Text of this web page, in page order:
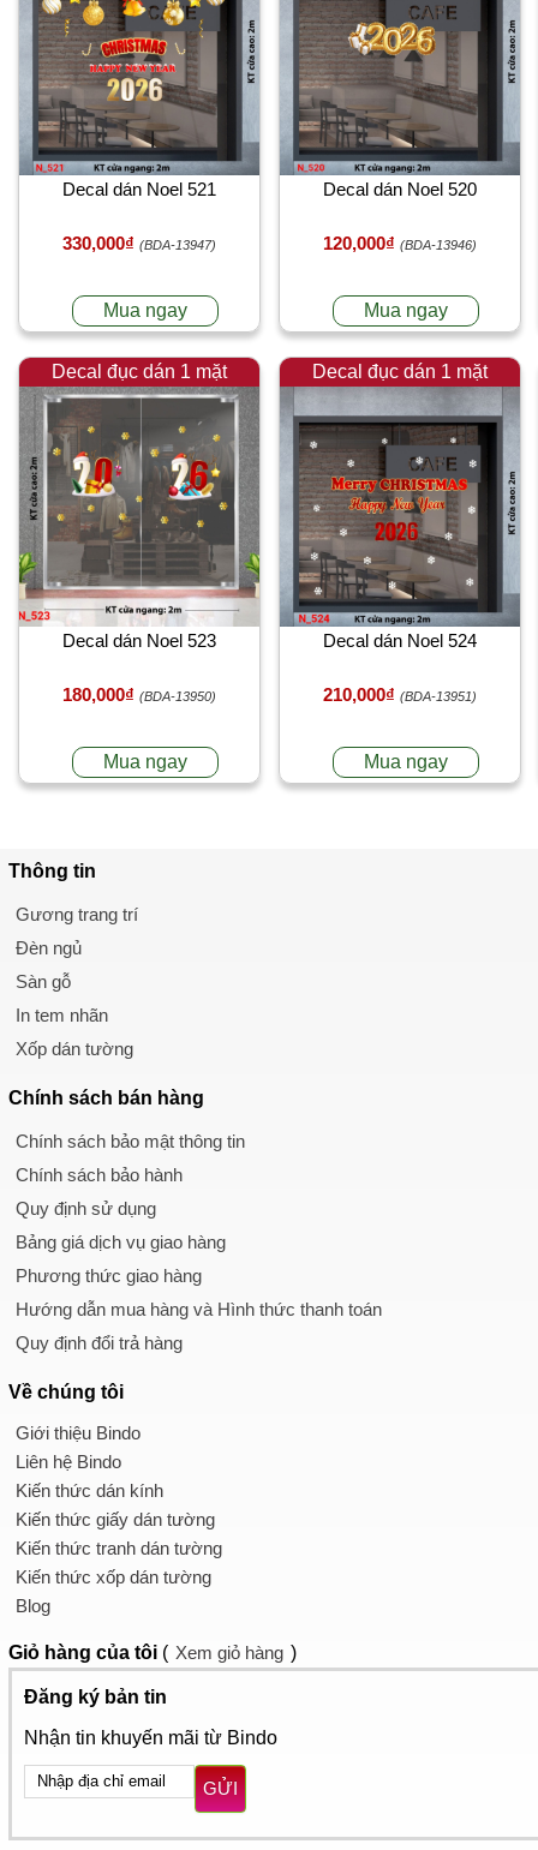
Decal dán Noel 521
330,000₫ (BDA-13947)
Mua ngay
Decal dán Noel 520
120,000₫ (BDA-13946)
Mua ngay
Decal đục dán 1 mặt
Decal dán Noel 523
180,000₫ (BDA-13950)
Mua ngay
Decal đục dán 1 mặt
Decal dán Noel 524
210,000₫ (BDA-13951)
Mua ngay
Thông tin
Gương trang trí
Đèn ngủ
Sàn gỗ
In tem nhãn
Xốp dán tường
Chính sách bán hàng
Chính sách bảo mật thông tin
Chính sách bảo hành
Quy định sử dụng
Bảng giá dịch vụ giao hàng
Phương thức giao hàng
Hướng dẫn mua hàng và Hình thức thanh toán
Quy định đổi trả hàng
Về chúng tôi
Giới thiệu Bindo
Liên hệ Bindo
Kiến thức dán kính
Kiến thức giấy dán tường
Kiến thức tranh dán tường
Kiến thức xốp dán tường
Blog
Giỏ hàng của tôi ( Xem giỏ hàng )
Đăng ký bản tin
Nhận tin khuyến mãi từ Bindo
GỬI